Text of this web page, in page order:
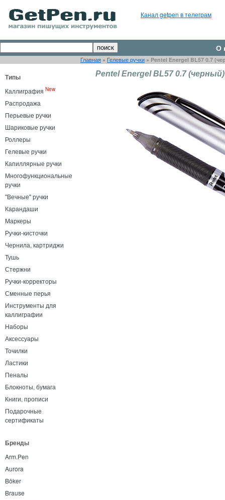
Канал getpen в телеграм
О
Главная » Гелевые ручки » Pentel Energel BL57 0.7
Типы
Каллиграфия New
Распродажа
Перьевые ручки
Шариковые ручки
Роллеры
Гелевые ручки
Капиллярные ручки
Многофункциональные
ручки
"Вечные" ручки
Карандаши
Маркеры
Ручки-кисточки
Чернила, картриджи
Тушь
Стержни
Ручки-корректоры
Сменные перья
Инструменты для
каллиграфии
Наборы
Аксессуары
Точилки
Ластики
Пеналы
Блокноты, бумага
Книги, прописи
Подарочные
сертификаты
Бренды
Arm.Pen
Aurora
Böker
Brause
Pentel Energel BL57 0.7 (черный)